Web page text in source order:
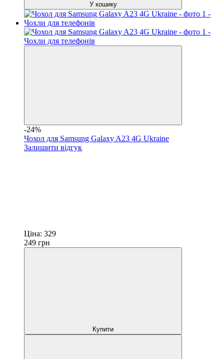
У кошику
-24%
Чохол для Samsung Galaxy A23 4G Ukraine
Залишити відгук
Ціна: 329
249 грн
Купити